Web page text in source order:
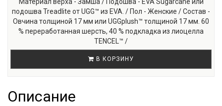
Материал верха - Замша / Подошва - EVA Sugarcane или
подошва Treadlite от UGG™ из EVA. / Пол - Женские / Состав -
Овчина толщиной 17 мм или UGGplush™ толщиной 17 мм. 60
% переработанная шерсть, 40 % подкладка из лиоцелла
TENCEL™ /
В КОРЗИНУ
Описание